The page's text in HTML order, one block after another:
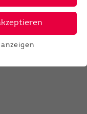
GALERIE
Dadurch ist